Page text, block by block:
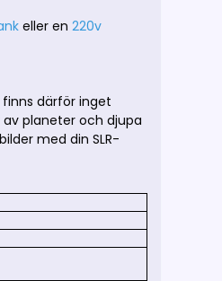
eller en220v
därför inget
planeter och djupa
med din SLR-